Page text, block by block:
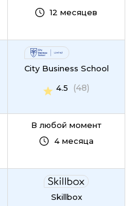
12 месяцев
City Business School
4.5
(48)
В любой момент
4 месяца
Skillbox